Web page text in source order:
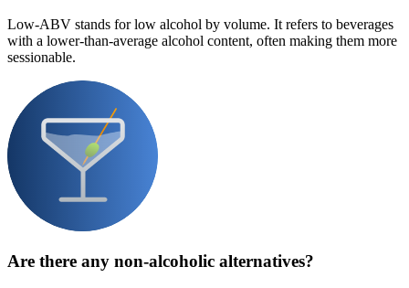
Low-ABV stands for low alcohol by volume. It refers to beverages
with a lower-than-average alcohol content, often making them more
sessionable.
Are there any non-alcoholic alternatives?